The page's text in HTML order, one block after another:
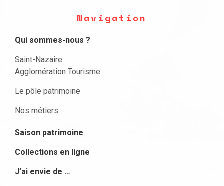
Navigation
Qui sommes-nous ?
Saint-Nazaire
Agglomération Tourisme
Le pôle patrimoine
Nos métiers
Saison patrimoine
Collections en ligne
J’ai envie de …